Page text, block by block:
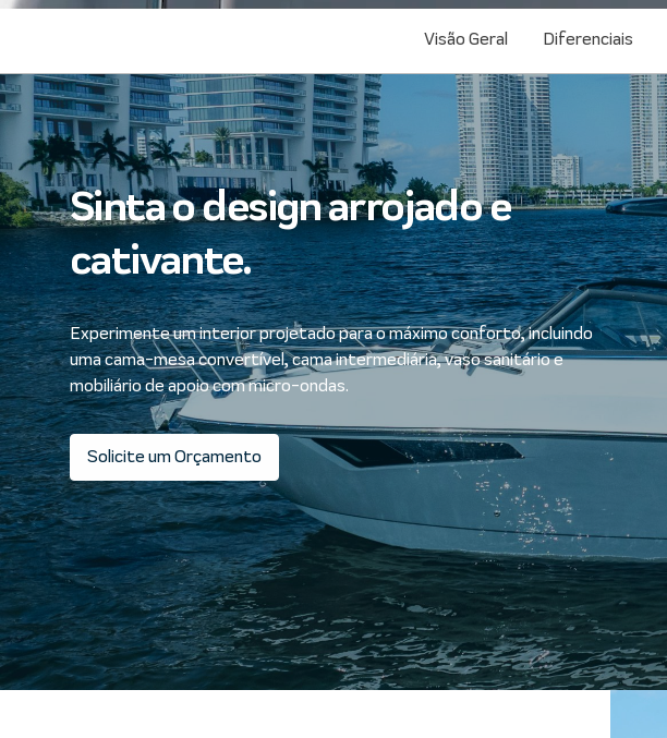
Visão Geral Diferenciais
Sinta o design arrojado e
cativante.
Experimente um interior projetado para o máximo conforto, incluindo
uma cama-mesa convertível, cama intermediária, vaso sanitário e
mobiliário de apoio com micro-ondas.
Solicite um Orçamento